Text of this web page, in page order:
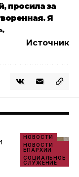
просила за
Я
Источник
НОВОСТИ
НОВОСТИ
ЕПАРХИИ
СОЦИАЛЬНОЕ
СЛУЖЕНИЕ